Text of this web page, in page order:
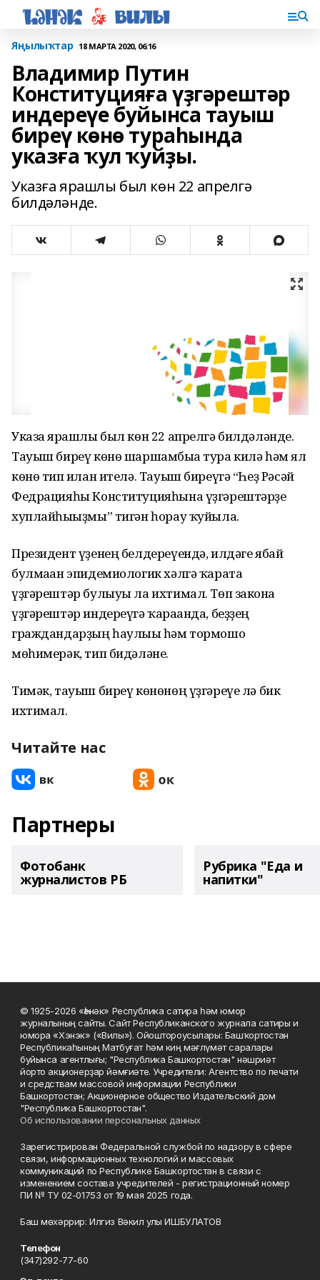
Яңылыҡтар 18 МАРТА 2020, 06:16
Владимир Путин
Конституцияға үҙгәрештәр
индереүе буйынса тауыш
биреү көнө тураһында
указға ҡул ҡуйҙы.
Указға ярашлы был көн 22 апрелгә
билдәләнде.
Указға ярашлы был көн 22 апрелгә билдәләнде.
Тауыш биреү көнө шаршамбыға тура килә һәм ял
көнө тип иғлан ителә. Тауыш биреүгә “Һеҙ Рәсәй
Федрацияһы Конституцияһына үҙгәрештәрҙе
хуплайһығыҙмы” тигән һорау ҡуйыла.
Президент үҙенең белдереүендә, илдәге ябай
булмаған эпидемиологик хәлгә ҡарата
үҙгәрештәр булыуы ла ихтимал. Төп законға
үҙгәрештәр индереүгә ҡарағанда, беҙҙең
граждандарҙың һаулығы һәм тормошо
мөһимерәк, тип бидәләне.
Тимәк, тауыш биреү көнөнөң үҙгәреүе лә бик
ихтимал.
Читайте нас
Партнеры
Фотобанк
журналистов РБ
Рубрика "Еда и
напитки"
© 1925-2026 «Һәнәк» Республика сатира һәм юмор
журналының сайты. Сайт Республиканского журнала сатиры и
юмора «Хэнэк» («Вилы»). Ойоштороусылары: Башҡортостан
Республикаһының Матбуғат һәм киң мәғлүмәт саралары
буйынса агентлығы; "Республика Башкортостан" нәшриәт
йорто акционерҙар йәмғиәте. Учредители: Агентство по печати
и средствам массовой информации Республики
Башкортостан; Акционерное общество Издательский дом
"Республика Башкортостан".
Об использовании персональных данных
Зарегистрирован Федеральной службой по надзору в сфере
связи, информационных технологий и массовых
коммуникаций по Республике Башкортостан в связи с
изменением состава учредителей - регистрационный номер
ПИ № ТУ 02-01753 от 19 мая 2025 года.
Баш мөхәррир: Илгиз Вәкил улы ИШБУЛАТОВ
Телефон
(347)292-77-60